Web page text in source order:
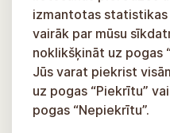
izmantotas statistikas
vairāk par mūsu
noklikšķināt uz pogas
Jūs varat piekrist
uz pogas “Piekrītu”
pogas “Nepiekrītu”.